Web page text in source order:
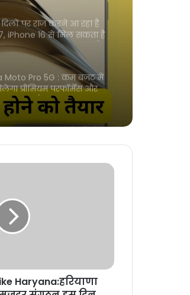
Moto Pro 5G : कम बजट में
प्रीमियम परफॉर्मेंस और
फीचर्स से लैस Motorola का
Plus: युवाओ के दिलों पर
है हीरो की ये धांसू बाइक, 77
की ये बाइक देती है 70 KMPL
राज कर रही है Maruti
30 का माइलेज देगी
Jio ने साल भर चलने वाला
किया लॉन्च, साथ मे मिलते है
56 मिनट में होगी फूल चार्ज
Haryana:हरियाणा